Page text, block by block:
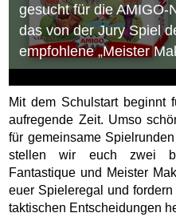
gesucht für die AMIGO-
das von der Jury Spiel
empfohlene „Meister
Mit dem Schulstart beginnt
aufregende Zeit. Umso
für gemeinsame
stellen wir euch zwei
Fantastique und Meister
euer Spieleregal und
taktischen Entscheidungen